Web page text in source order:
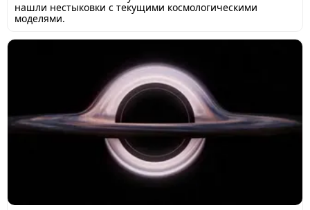
нашли нестыковки с текущими космологическими
моделями.